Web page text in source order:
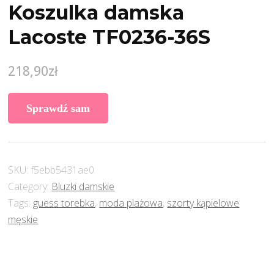
Koszulka damska
Lacoste TF0236-36S
218,90zł
Sprawdź sam
SKU: f5ebb5431ae0
Category: Bluzki damskie
Tags: guess torebka, moda plażowa, szorty kąpielowe
męskie